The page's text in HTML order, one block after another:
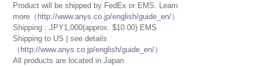
Product will be shipped by FedEx or EMS. Learn
more（ http://www.anys.co.jp/english/guide_en/）
Shipping : JPY1,000(approx. $10.00) EMS
Shipping to US | see details
（ http://www.anys.co.jp/english/guide_en/）
All products are located in Japan